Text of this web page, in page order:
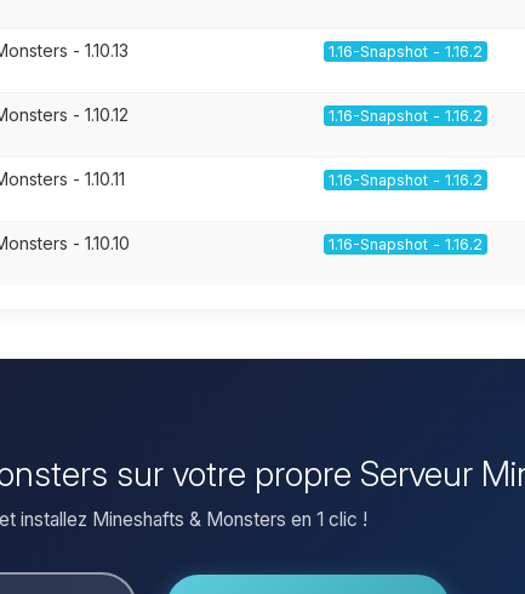
- 1.10.13 1.16-Snapshot - 1.16.2
- 1.10.12 1.16-Snapshot - 1.16.2
- 1.10.11 1.16-Snapshot - 1.16.2
- 1.10.10 1.16-Snapshot - 1.16.2
sur votre propre Serveur
installez Mineshafts & Monsters en 1 clic !